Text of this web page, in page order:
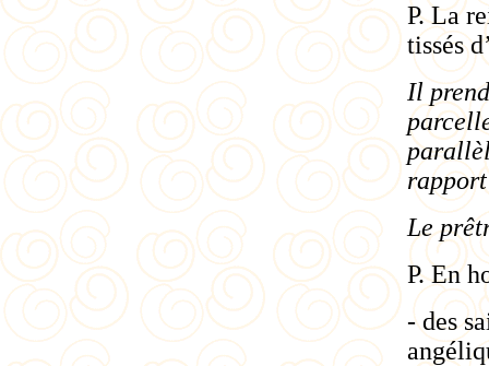
P. La
tissés
Il
Le
P. En
- des